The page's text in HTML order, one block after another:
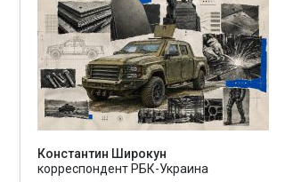
Константин Широкун
корреспондент РБК-Украина